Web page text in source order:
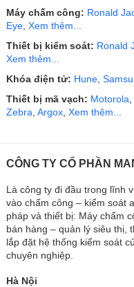
Máy chấm công: Ronald
Eye Xem thêm...
Thiết bị kiểm soát: Ronald
Xem thêm...
Khóa điện tử: Hune
Thiết bị mã vạch: Motorola
Zebra Argox Xem thêm...
CÔNG TY CỔ PHẦN
Là công ty đi đầu trong lĩnh
vào chấm công – kiểm soát
pháp và thiết bị: Máy chấm
bán hàng – quản lý siêu thị,
lắp đặt hệ thống kiểm soát
chuyên nghiệp.
Hà Nội